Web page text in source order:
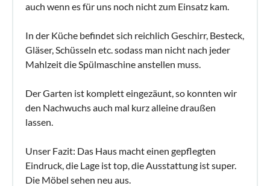
auch wenn es für uns noch nicht zum Einsatz kam.
In der Küche befindet sich reichlich Geschirr, Besteck,
Gläser, Schüsseln etc. sodass man nicht nach jeder
Mahlzeit die Spülmaschine anstellen muss.
Der Garten ist komplett eingezäunt, so konnten wir
den Nachwuchs auch mal kurz alleine draußen
lassen.
Unser Fazit: Das Haus macht einen gepflegten
Eindruck, die Lage ist top, die Ausstattung ist super.
Die Möbel sehen neu aus.